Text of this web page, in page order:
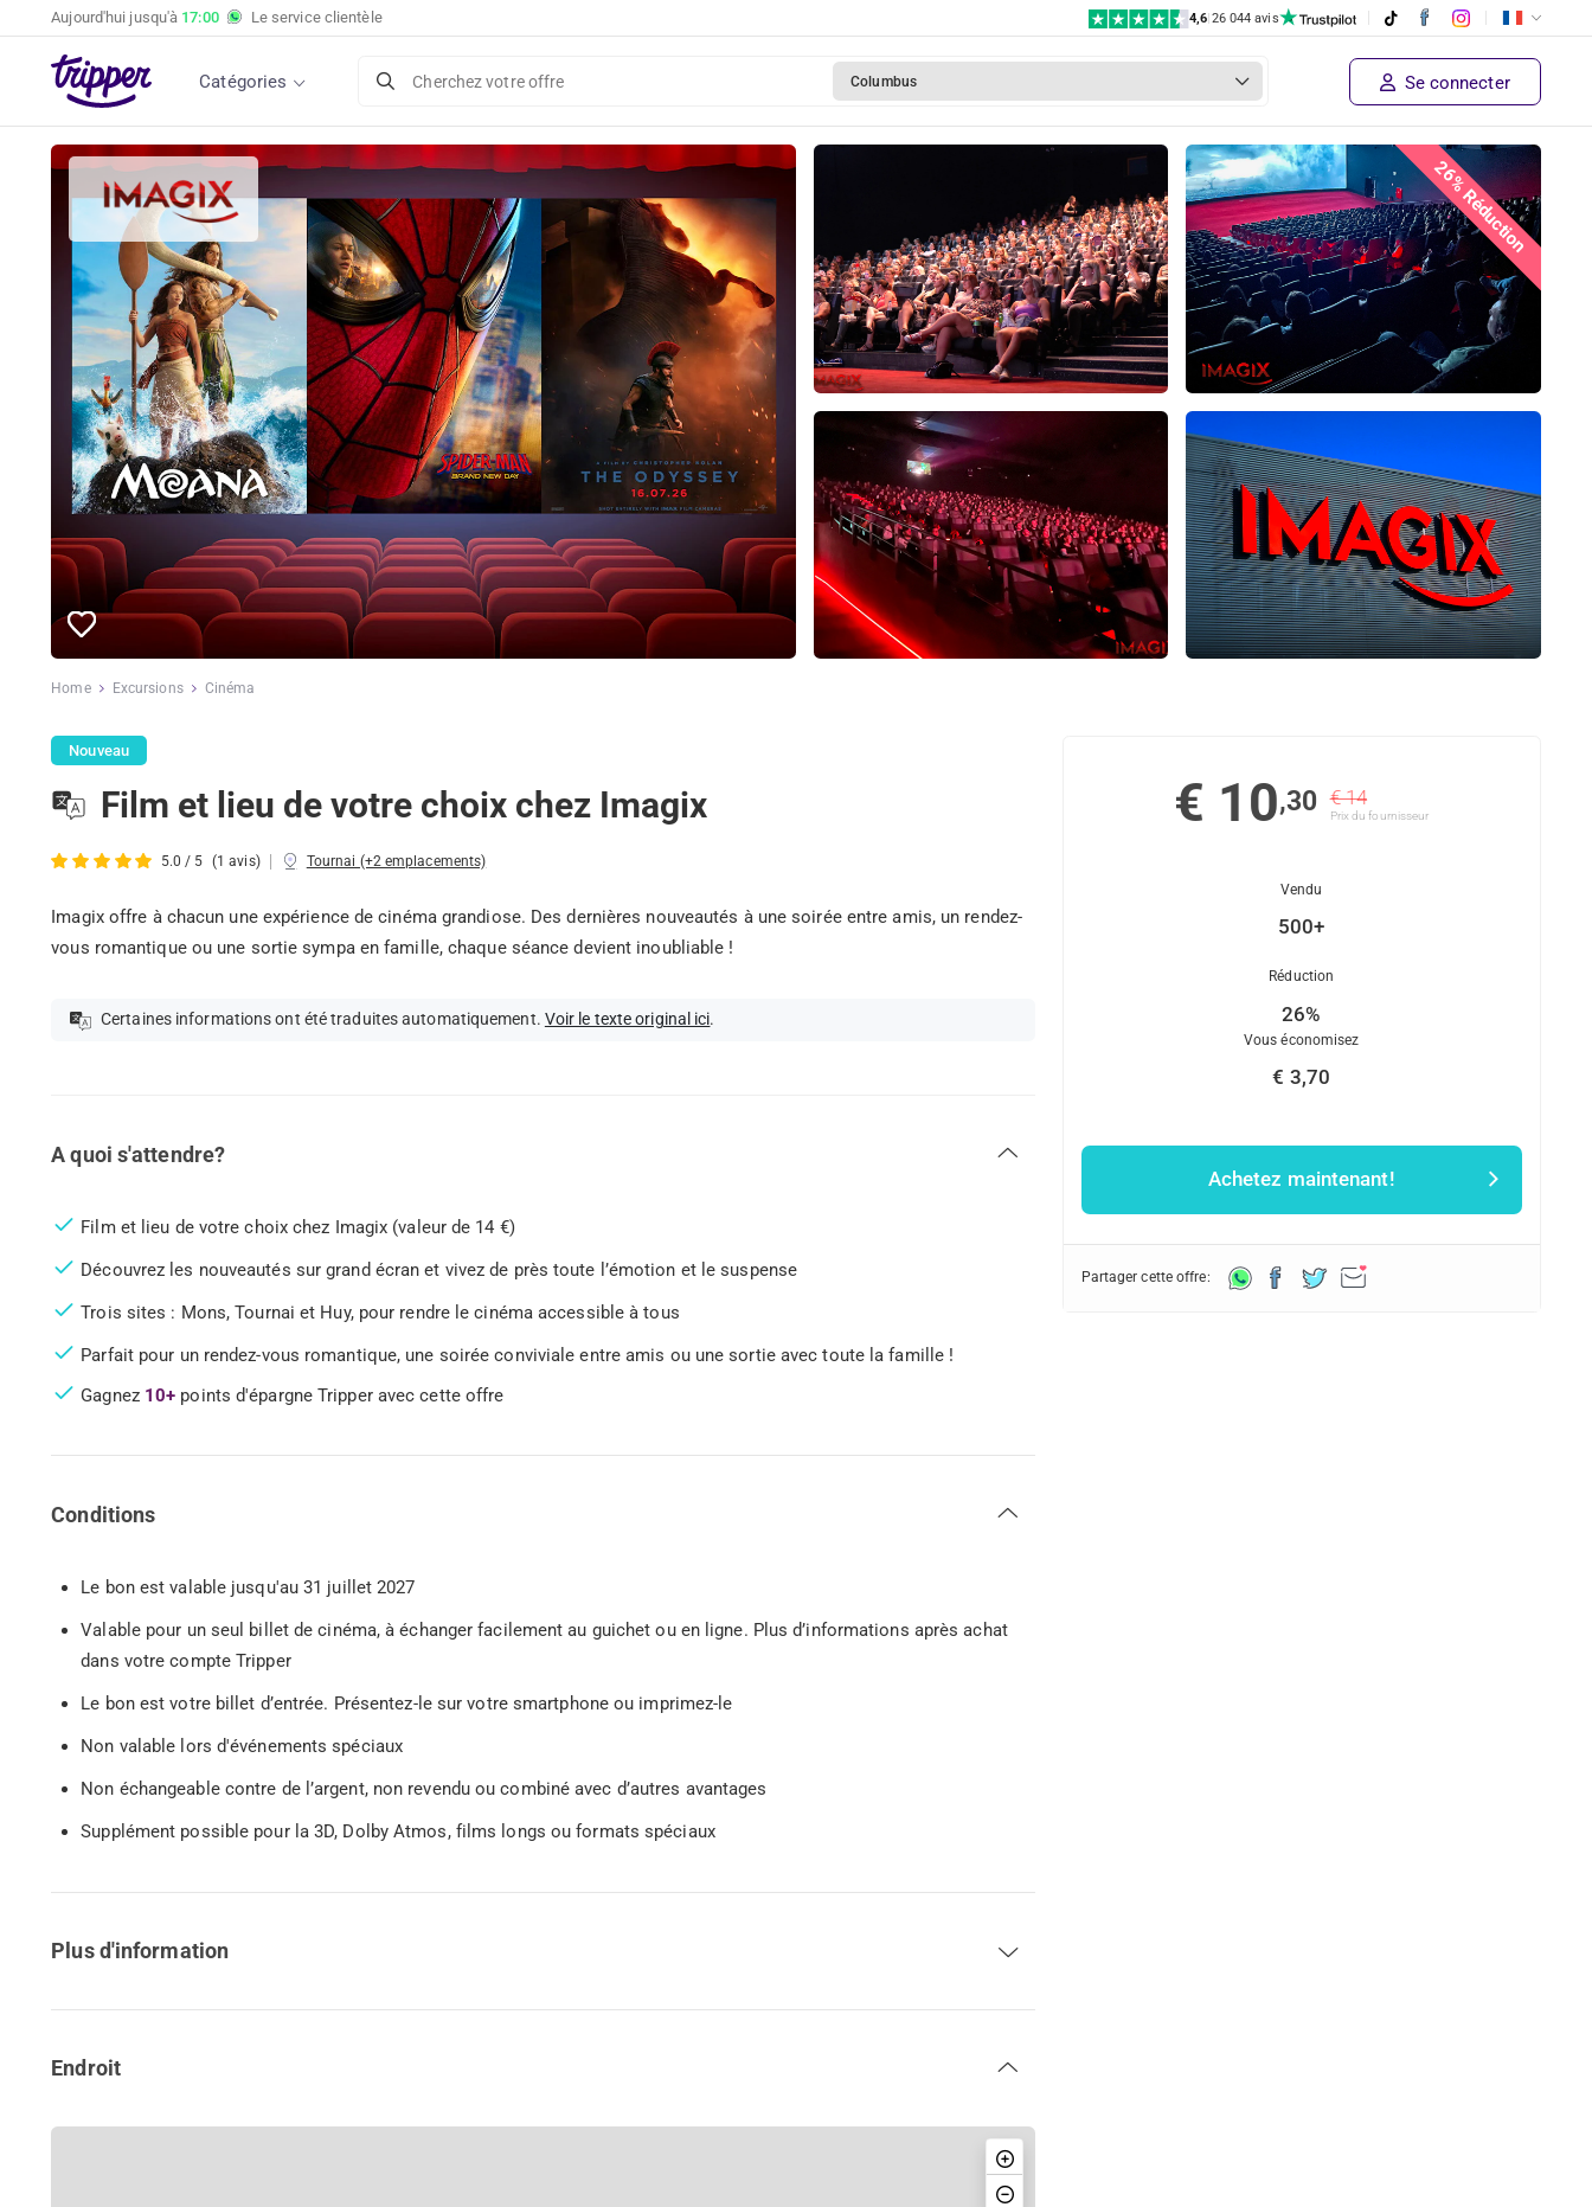
Aujourd'hui jusqu'à 17:00 Le service clientèle 4,6|26 044 avis
Catégories Cherchez votre offre Columbus Se connecter
26% Réduction
Home Excursions Cinéma
Nouveau
Film et lieu de votre choix chez Imagix
5.0 / 5 (1 avis) | Tournai (+2 emplacements)
Imagix offre à chacun une expérience de cinéma grandiose. Des dernières nouveautés à une soirée entre amis, un rendez-
vous romantique ou une sortie sympa en famille, chaque séance devient inoubliable !
Certaines informations ont été traduites automatiquement. Voir le texte original ici.
A quoi s'attendre?
Film et lieu de votre choix chez Imagix (valeur de 14 €)
Découvrez les nouveautés sur grand écran et vivez de près toute l’émotion et le suspense
Trois sites : Mons, Tournai et Huy, pour rendre le cinéma accessible à tous
Parfait pour un rendez-vous romantique, une soirée conviviale entre amis ou une sortie avec toute la famille !
Gagnez 10+ points d'épargne Tripper avec cette offre
Conditions
Le bon est valable jusqu'au 31 juillet 2027
Valable pour un seul billet de cinéma, à échanger facilement au guichet ou en ligne. Plus d’informations après achat
dans votre compte Tripper
Le bon est votre billet d’entrée. Présentez-le sur votre smartphone ou imprimez-le
Non valable lors d'événements spéciaux
Non échangeable contre de l’argent, non revendu ou combiné avec d’autres avantages
Supplément possible pour la 3D, Dolby Atmos, films longs ou formats spéciaux
Plus d'information
Endroit
€ 10,30 € 14
Prix ​​du fournisseur
Vendu
500+
Réduction
26%
Vous économisez
€ 3,70
Achetez maintenant!
Partager cette offre: